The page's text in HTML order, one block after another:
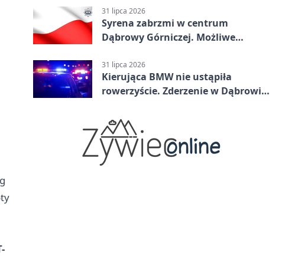
31 lipca 2026
Syrena zabrzmi w centrum
Dąbrowy Górniczej. Możliwe
31 lipca 2026
Kierująca BMW nie ustąpiła
rowerzyście. Zderzenie w Dąbrowie